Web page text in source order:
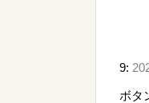
9:
ボタ